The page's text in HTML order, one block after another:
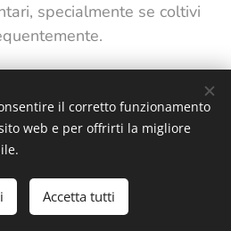
specialmente se coltivi
i diritti riservati
Cookies
il corretto funzionamento
web e per offrirti la migliore
Accetta tutti